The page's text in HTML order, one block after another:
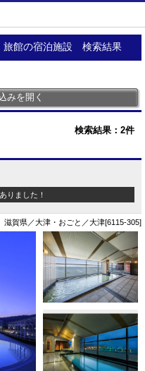
旅館の宿泊施設 検索結果
みを開く
検索結果： 2件
りました！
滋賀県／大津・おごと／大津[6115-305]